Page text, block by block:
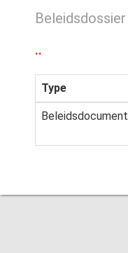
Beleidsdossier
..
Type
Beleidsdocument